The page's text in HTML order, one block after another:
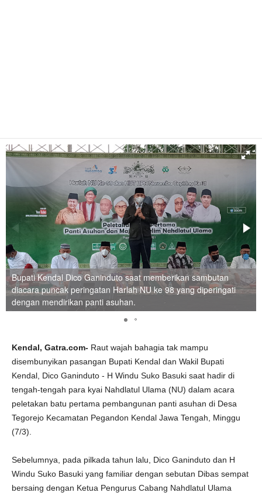
Bupati Kendal Dico Ganinduto saat memberikan sambutan
diacara puncak peringatan Harlah NU ke 98 yang diperingati
dengan mendirikan panti asuhan.
Kendal, Gatra.com- Raut wajah bahagia tak mampu
disembunyikan pasangan Bupati Kendal dan Wakil Bupati
Kendal, Dico Ganinduto - H Windu Suko Basuki saat hadir di
tengah-tengah para kyai Nahdlatul Ulama (NU) dalam acara
peletakan batu pertama pembangunan panti asuhan di Desa
Tegorejo Kecamatan Pegandon Kendal Jawa Tengah, Minggu
(7/3).
Sebelumnya, pada pilkada tahun lalu, Dico Ganinduto dan H
Windu Suko Basuki yang familiar dengan sebutan Dibas sempat
bersaing dengan Ketua Pengurus Cabang Nahdlatul Ulama